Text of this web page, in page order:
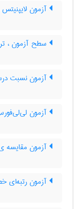
آزمون لایپنیتس
سطح آزمون ،
آزمون نسبت
آزمون
آزمون
آزمون رتبه‌ای